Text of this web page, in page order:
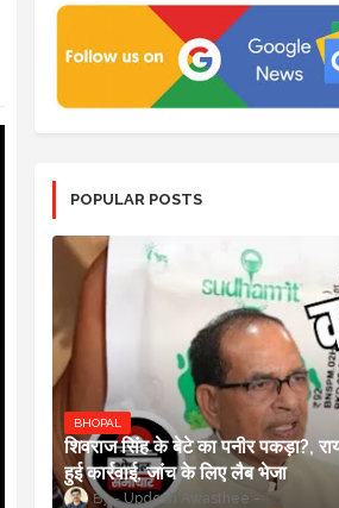
POPULAR POSTS
BHOPAL
शिवराज सिंह के बेटे का पनीर पकड़ा?,
हुई कार्रवाई, जांच के लिए लैब भेजा
Updesh Awasthee